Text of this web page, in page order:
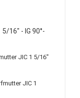
16" - IG 90°-
JIC 1 5/16"
JIC 1